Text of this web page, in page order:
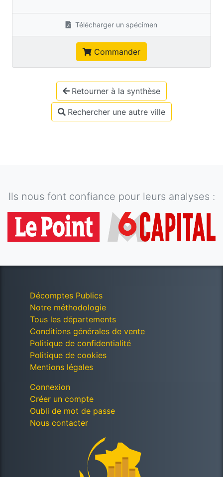
Télécharger un spécimen
Commander
Retourner à la synthèse
Rechercher une autre ville
Ils nous font confiance pour leurs analyses :
Décomptes Publics
Notre méthodologie
Tous les départements
Conditions générales de vente
Politique de confidentialité
Politique de cookies
Mentions légales
Connexion
Créer un compte
Oubli de mot de passe
Nous contacter